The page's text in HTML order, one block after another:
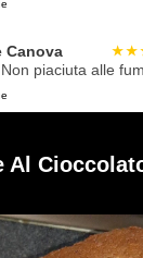
Canova
piaciuta alle
Al